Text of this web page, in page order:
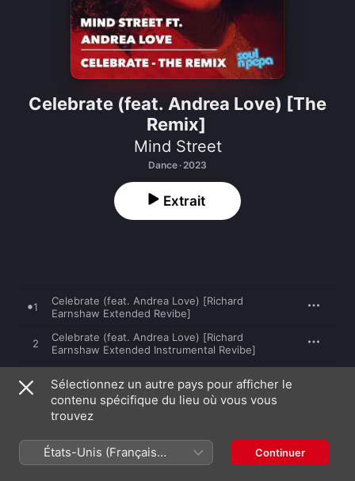
Celebrate (feat. Andrea Love) [The
Remix]
Mind Street
Dance · 2023
Extrait
1
Celebrate (feat. Andrea Love) [Richard
Earnshaw Extended Revibe]
2
Celebrate (feat. Andrea Love) [Richard
Earnshaw Extended Instrumental Revibe]
3
Earnshaw Radio Revibe]
Celebrate (feat. Andrea Love) [Sphiwe Cas -
Miz Sole Society Remix]
Celebrate (feat. Andrea Love) [Sphiwe Cas -
Miz Sole Society Instrumental Remix]
Sélectionnez un autre pays pour afficher le
contenu spécifique du lieu où vous vous
trouvez
États-Unis (Français
France)
Continuer